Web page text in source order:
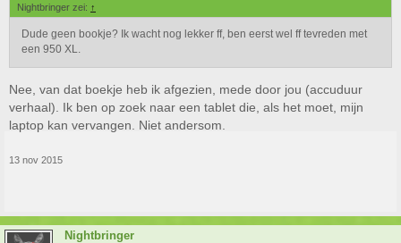
Nightbringer zei: ↑
Dude geen bookje? Ik wacht nog lekker ff, ben eerst wel ff tevreden met
een 950 XL.
Nee, van dat boekje heb ik afgezien, mede door jou (accuduur
verhaal). Ik ben op zoek naar een tablet die, als het moet, mijn
laptop kan vervangen. Niet andersom.
13 nov 2015
Nightbringer